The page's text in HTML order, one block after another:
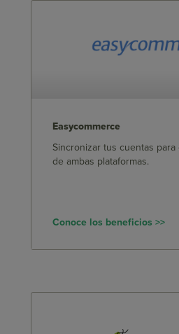
Easycommerce
Sincronizar tus cuentas
de ambas plataformas.
Conoce los beneficios >>